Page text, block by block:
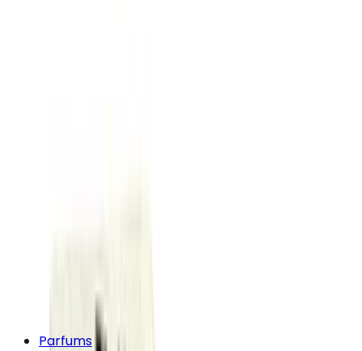
Parfums